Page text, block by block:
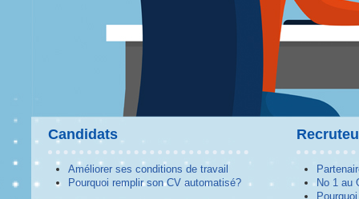
Candidats
Améliorer ses conditions de travail
Pourquoi remplir son CV automatisé?
No 1 au